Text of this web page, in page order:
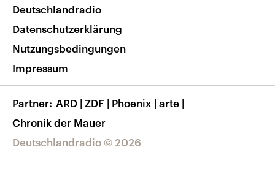
Nachrichten App
Frequenzen
Veranstaltungen
Musikliste
RSS
Barrierefreiheit
Deutschlandradio © 2026
Deutschlandradio
Datenschutzerklärung
Nutzungsbedingungen
Impressum
Partner ARD | ZDF | Phoenix | arte |
Chronik der Mauer